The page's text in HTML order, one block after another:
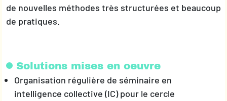
de nouvelles méthodes très structurées et beaucoup
de pratiques.
Solutions mises en oeuvre
Organisation régulière de séminaire en
intelligence collective (IC) pour le cercle